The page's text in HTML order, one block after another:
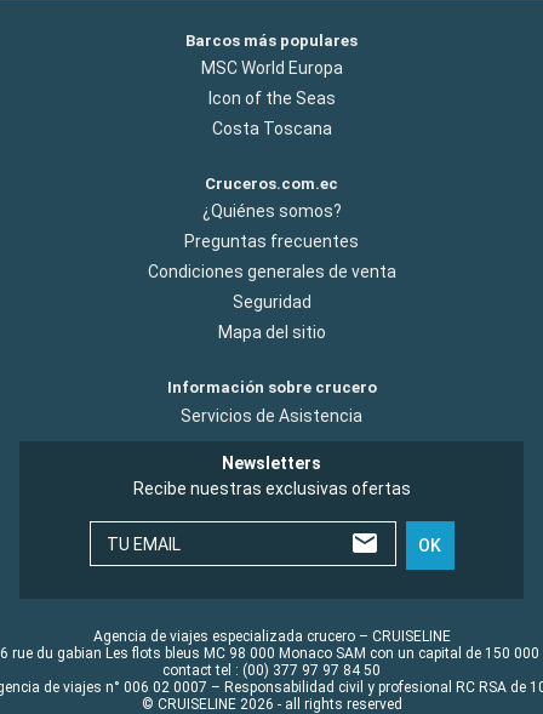
Barcos más populares
MSC World Europa
Icon of the Seas
Costa Toscana
Cruceros.com.ec
¿Quiénes somos?
Preguntas frecuentes
Condiciones generales de venta
Seguridad
Mapa del sitio
Información sobre crucero
Servicios de Asistencia
Newsletters
Recibe nuestras exclusivas ofertas
TU EMAIL OK
Agencia de viajes especializada crucero – CRUISELINE
rue du gabian Les flots bleus MC 98 000 Monaco SAM con un capital de 150 000
contact tel : (00) 377 97 97 84 50
de viajes n° 006 02 0007 – Responsabilidad civil y profesional RC RSA de
© CRUISELINE 2026 - all rights reserved